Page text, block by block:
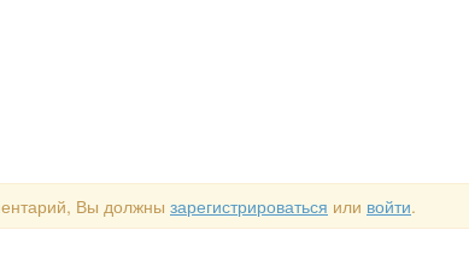
Вы должны зарегистрироваться или войти.